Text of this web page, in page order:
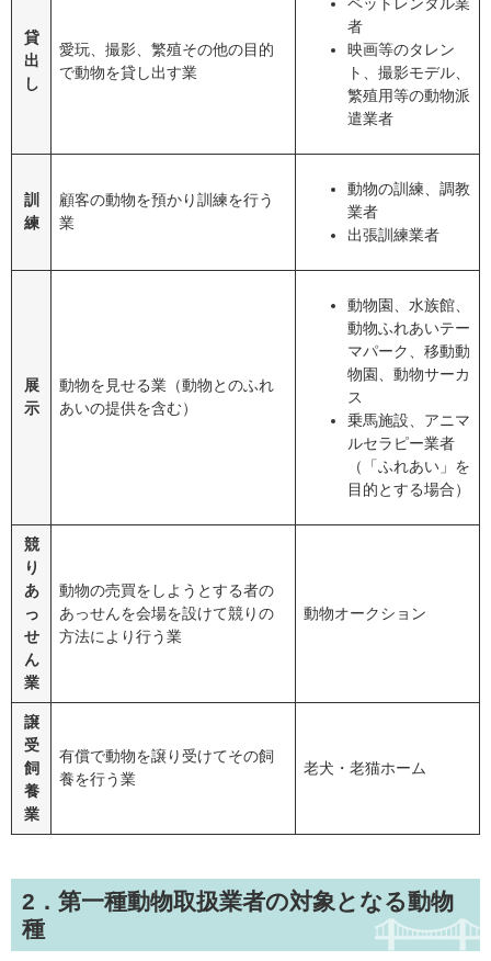
貸
出
し
愛玩、撮影、繁殖その他の目的
で動物を貸し出す業
者
映画等のタレン
ト、撮影モデル、
繁殖用等の動物派
遣業者
訓
練
顧客の動物を預かり訓練を行う
業
動物の訓練、調教
業者
出張訓練業者
展
示
動物を見せる業（動物とのふれ
あいの提供を含む）
動物園、水族館、
動物ふれあいテー
マパーク、移動動
物園、動物サーカ
ス
乗馬施設、アニマ
ルセラピー業者
（「ふれあい」を
目的とする場合）
競
り
あ
っ
せ
ん
業
動物の売買をしようとする者の
あっせんを会場を設けて競りの
方法により行う業
動物オークション
譲
受
飼
養
業
有償で動物を譲り受けてその飼
養を行う業
老犬・老猫ホーム
2．第一種動物取扱業者の対象となる動物
種